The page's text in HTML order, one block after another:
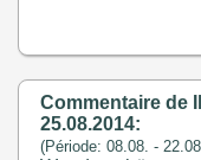
Commentaire de
25.08.2014:
(Période: 08.08. -